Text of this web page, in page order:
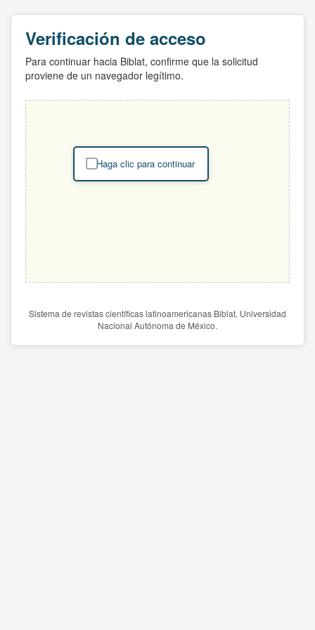
Verificación de acceso
Para continuar hacia Biblat, confirme que la solicitud
proviene de un navegador legítimo.
Haga clic para continuar
Sistema de revistas científicas latinoamericanas Biblat. Universidad
Nacional Autónoma de México.